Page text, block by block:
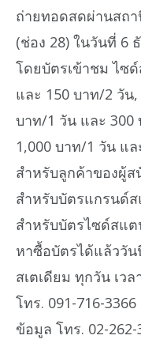
ถ่ายทอดสดผ่านสถ
(ช่อง 28) ในวันที่ 6
โดยบัตรเข้าชม ไซ
และ 150 บาท/2 วั
บาท/1 วัน และ 300
1,000 บาท/1 วัน แ
สำหรับลูกค้าของผู้
สำหรับบัตรแกรนด์
สำหรับบัตรไซด์สแ
หาซื้อบัตรได้แล้ววั
สเตเดียม ทุกวัน เว
โทร. 091-716-
ข้อมูล โทร. 02-262-